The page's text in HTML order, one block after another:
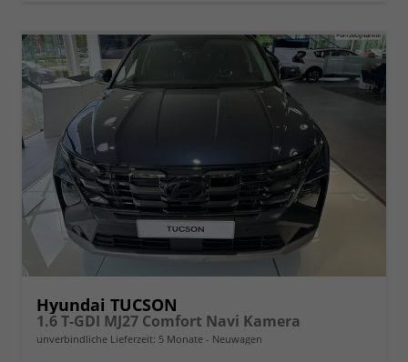
Hyundai TUCSON
1.6 T-GDI MJ27 Comfort Navi Kamera
unverbindliche Lieferzeit: 5 Monate Neuwagen